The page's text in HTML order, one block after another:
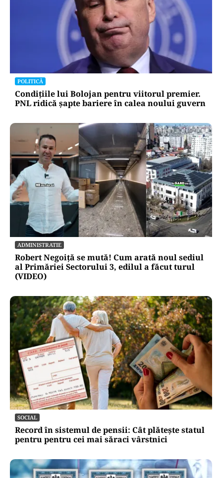
POLITICĂ
Condițiile lui Bolojan pentru viitorul premier.
PNL ridică șapte bariere în calea noului guvern
ADMINISTRATIE
Robert Negoiță se mută! Cum arată noul sediul
al Primăriei Sectorului 3, edilul a făcut turul
(VIDEO)
SOCIAL
Record în sistemul de pensii: Cât plătește statul
pentru pentru cei mai săraci vârstnici